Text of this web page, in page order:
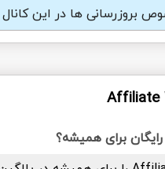
بروزرسانی ها در این